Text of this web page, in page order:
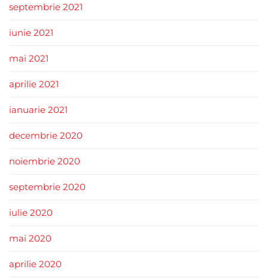
septembrie 2021
iunie 2021
mai 2021
aprilie 2021
ianuarie 2021
decembrie 2020
noiembrie 2020
septembrie 2020
iulie 2020
mai 2020
aprilie 2020